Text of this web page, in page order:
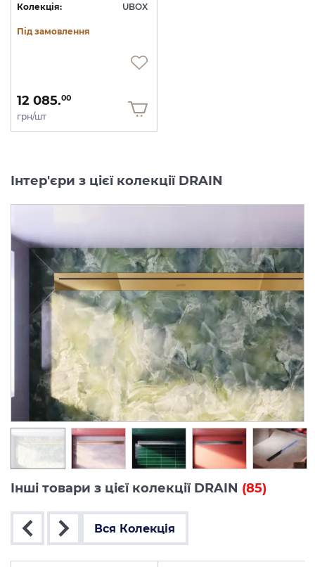
Колекція: UBOX
Під замовлення
12 085.00
грн/шт
Інтер'єри з цієї колекції DRAIN
Інші товари з цієї колекції DRAIN (85)
Вся Колекція